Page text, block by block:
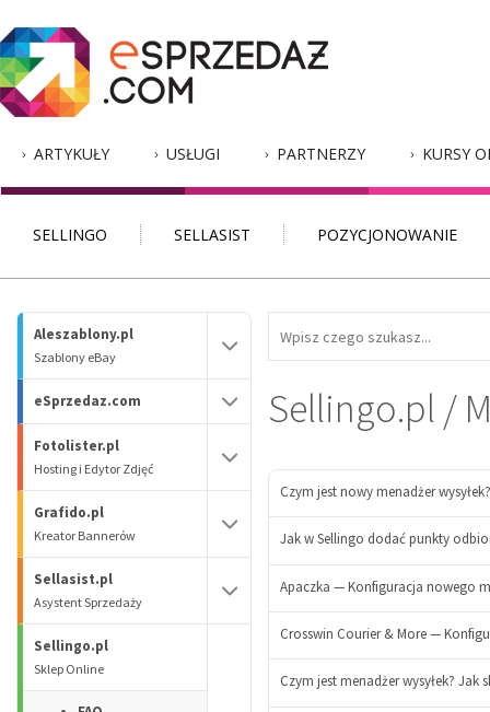
ARTYKUŁY USŁUGI PARTNERZY KURSY
SELLINGO SELLASIST POZYCJONOWANIE
Aleszablony.pl
Szablony eBay
eSprzedaz.com
Fotolister.pl
Hosting i Edytor Zdjęć
Grafido.pl
Kreator Bannerów
Sellasist.pl
Asystent Sprzedaży
Sellingo.pl
Sklep Online
Sellingo.pl /
Czym jest nowy menadżer
+
Jak w Sellingo dodać punkty
Apaczka — Konfiguracja nowego
Crosswin Courier & More —
Czym jest menadżer wysyłek? Jak